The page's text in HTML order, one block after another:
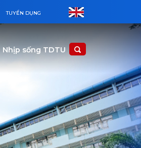
TUYỂN DỤNG
Nhịp sống TDTU